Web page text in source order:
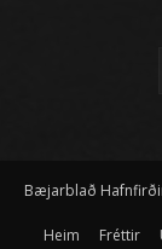
Bæjarblað
Heim Fréttir